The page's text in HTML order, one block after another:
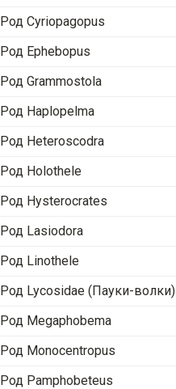
Род Cyriopagopus
Род Ephebopus
Род Grammostola
Род Haplopelma
Род Heteroscodra
Род Holothele
Род Hysterocrates
Род Lasiodora
Род Linothele
Род Lycosidae (Пауки-волки)
Род Megaphobema
Род Monocentropus
Род Pamphobeteus